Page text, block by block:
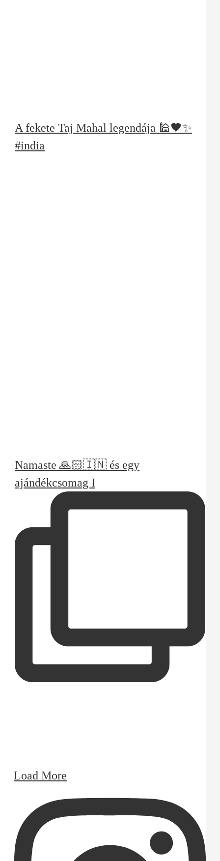
A fekete Taj Mahal legendája 🕌🖤✨
#india
Namaste 🙏🏻🇮🇳 és egy
ajándékcsomag I
Load More